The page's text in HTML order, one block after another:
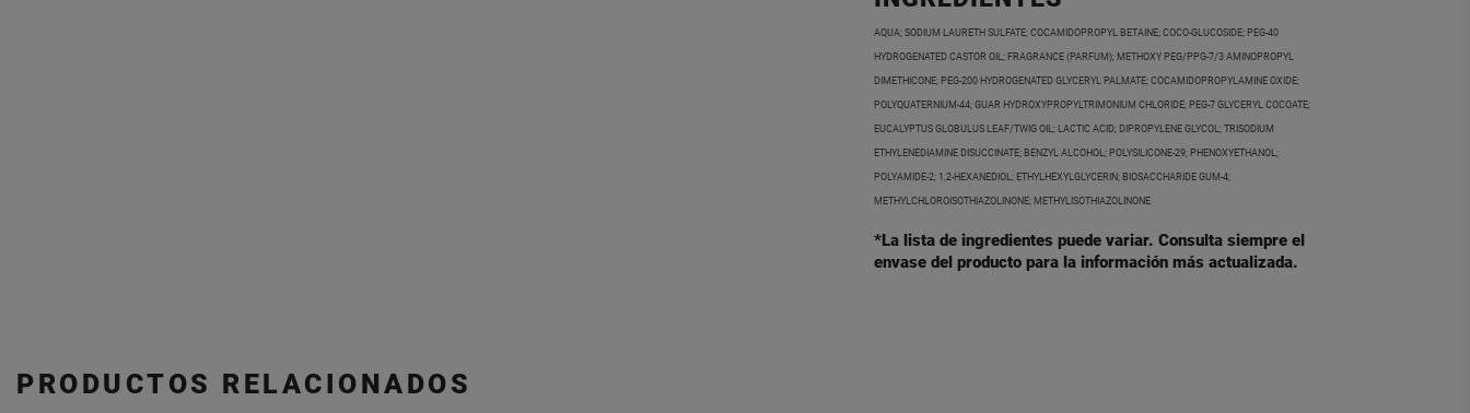
AQUA; SODIUM LAURETH SULFATE; COCAMIDOPROPYL BETAINE; COCO-GLUCOSIDE; PEG-40
HYDROGENATED CASTOR OIL; FRAGRANCE (PARFUM); METHOXY PEG/PPG-7/3 AMINOPROPYL
DIMETHICONE; PEG-200 HYDROGENATED GLYCERYL PALMATE; COCAMIDOPROPYLAMINE OXIDE;
POLYQUATERNIUM-44; GUAR HYDROXYPROPYLTRIMONIUM CHLORIDE; PEG-7 GLYCERYL COCOATE;
EUCALYPTUS GLOBULUS LEAF/TWIG OIL; LACTIC ACID; DIPROPYLENE GLYCOL; TRISODIUM
ETHYLENEDIAMINE DISUCCINATE; BENZYL ALCOHOL; POLYSILICONE-29; PHENOXYETHANOL;
POLYAMIDE-2; 1,2-HEXANEDIOL; ETHYLHEXYLGLYCERIN; BIOSACCHARIDE GUM-4;
METHYLCHLOROISOTHIAZOLINONE; METHYLISOTHIAZOLINONE
*La lista de ingredientes puede variar. Consulta siempre el
envase del producto para la información más actualizada.
PRODUCTOS RELACIONADOS